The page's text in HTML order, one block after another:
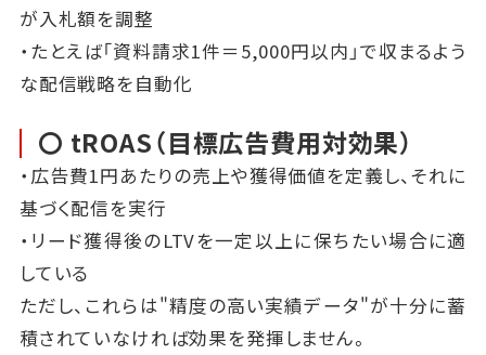
が入札額を調整
・たとえば「資料請求1件＝5,000円以内」で収まるよう
な配信戦略を自動化
〇 tROAS（目標広告費用対効果）
・広告費1円あたりの売上や獲得価値を定義し、それに
基づく配信を実行
・リード獲得後のLTVを一定以上に保ちたい場合に適
している
ただし、これらは"精度の高い実績データ"が十分に蓄
積されていなければ効果を発揮しません。